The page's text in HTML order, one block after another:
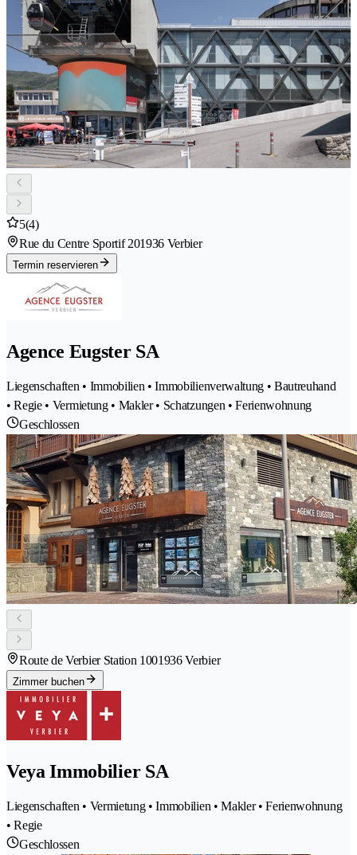
5(4)
Rue du Centre Sportif 201936 Verbier
Termin reservieren
Agence Eugster SA
Liegenschaften • Immobilien • Immobilienverwaltung • Bautreuhand
• Regie • Vermietung • Makler • Schatzungen • Ferienwohnung
Geschlossen
Route de Verbier Station 1001936 Verbier
Zimmer buchen
Veya Immobilier SA
Liegenschaften • Vermietung • Immobilien • Makler • Ferienwohnung
• Regie
Geschlossen